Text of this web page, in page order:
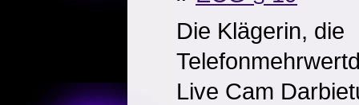
Die Klägerin, die
Live Cam